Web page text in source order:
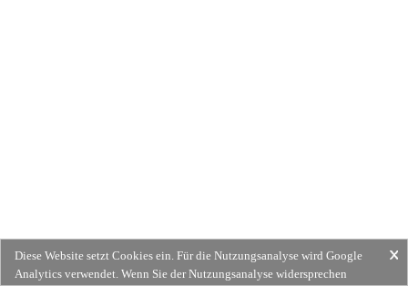
Diese Website setzt Cookies ein. Für die Nutzungsanalyse wird Google
Analytics verwendet. Wenn Sie der Nutzungsanalyse widersprechen